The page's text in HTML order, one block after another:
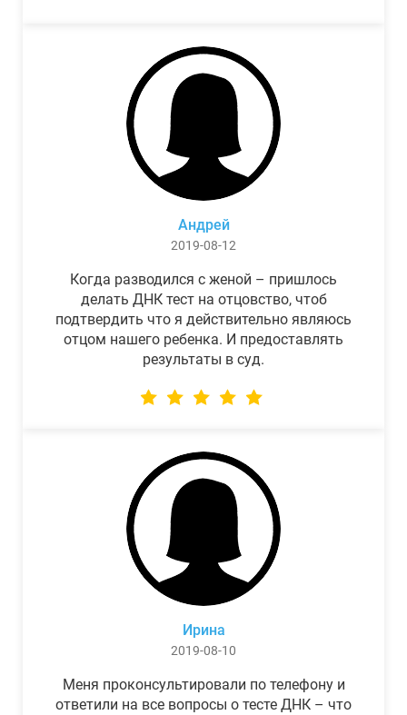
Андрей
2019-08-12
Когда разводился с женой – пришлось
делать ДНК тест на отцовство, чтоб
подтвердить что я действительно являюсь
отцом нашего ребенка. И предоставлять
результаты в суд.
Ирина
2019-08-10
Меня проконсультировали по телефону и
ответили на все вопросы о тесте ДНК – что